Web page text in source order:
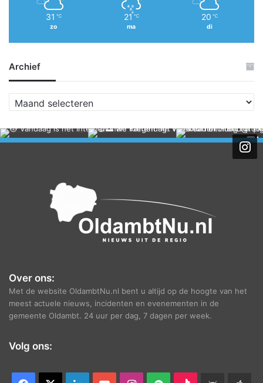
31 ℃
zo
21 ℃
ma
20 ℃
di
Archief
r
h
Over ons:
Met de website OldambtNu.nl bent u altijd op de hoogte van het
meest actuele nieuws, incidenten en evenementen in de
gemeente Oldambt. 24 uur per dag, 7 dagen per week.
Volg ons: